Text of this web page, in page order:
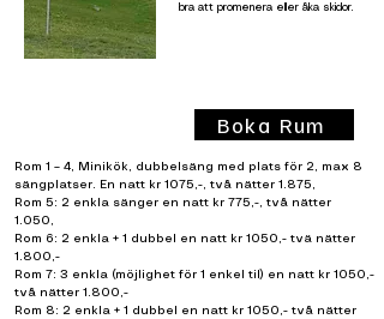
bra att promenera eller åka skidor.
Boka Rum
Rom 1 – 4, Minikök, dubbelsäng med plats för 2, max 8
sängplatser. En natt kr 1075,-, två nätter 1.875,
Rom 5: 2 enkla sänger en natt kr 775,-, två nätter
1.050,
Rom 6: 2 enkla + 1 dubbel en natt kr 1050,- tvä nätter
1.800,-
Rom 7: 3 enkla (möjlighet för 1 enkel til) en natt kr 1050,-
två nätter 1.800,-
Rom 8: 2 enkla + 1 dubbel en natt kr 1050,- två nätter